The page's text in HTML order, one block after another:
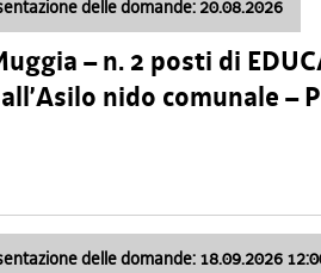
delle domande: 20.08.2026
– n. 2 posti di
nido comunale –
delle domande: 18.09.2026